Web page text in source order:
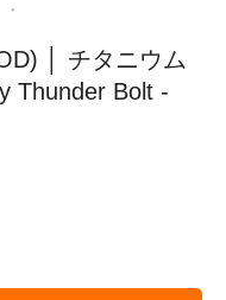
│ チタニウム
Thunder Bolt -